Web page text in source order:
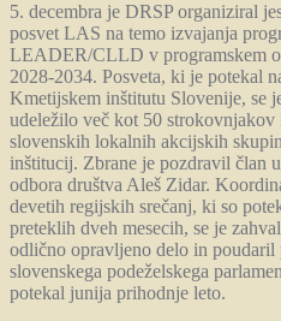
5. decembra je DRSP organiziral
posvet LAS na temo izvajanja
LEADER/CLLD v programskem
2028-2034. Posveta, ki je potekal
Kmetijskem inštitutu Slovenije, se
udeležilo več kot 50 strokovnjakov
slovenskih lokalnih akcijskih
inštitucij. Zbrane je pozdravil član
odbora društva Aleš Zidar.
devetih regijskih srečanj, ki so
preteklih dveh mesecih, se je
odlično opravljeno delo in poudaril
slovenskega podeželskega
potekal junija prihodnje leto.